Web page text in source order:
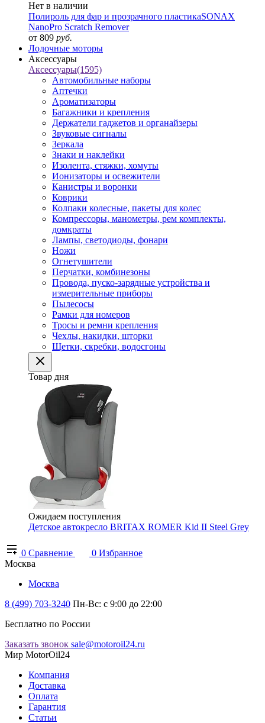
Нет в наличии
Полироль для фар и прозрачного пластикаSONAX
NanoPro Scratch Remover
от 809 руб.
Лодочные моторы
Аксессуары
Аксессуары(1595)
Автомобильные наборы
Аптечки
Ароматизаторы
Багажники и крепления
Держатели гаджетов и органайзеры
Звуковые сигналы
Зеркала
Знаки и наклейки
Изолента, стяжки, хомуты
Ионизаторы и освежители
Канистры и воронки
Коврики
Колпаки колесные, пакеты для колес
Компрессоры, манометры, рем комплекты,
домкраты
Лампы, светодиоды, фонари
Ножи
Огнетушители
Перчатки, комбинезоны
Провода, пуско-зарядные устройства и
измерительные приборы
Пылесосы
Рамки для номеров
Тросы и ремни крепления
Чехлы, накидки, шторки
Щетки, скребки, водосгоны
Товар дня
Ожидаем поступления
Детское автокресло BRITAX ROMER Kid II Steel Grey
0 Сравнение 0 Избранное
Москва
Москва
8 (499) 703-3240 Пн-Вс: с 9:00 до 22:00
Бесплатно по России
Заказать звонок sale@motoroil24.ru
Мир MotorOil24
Компания
Доставка
Оплата
Гарантия
Статьи